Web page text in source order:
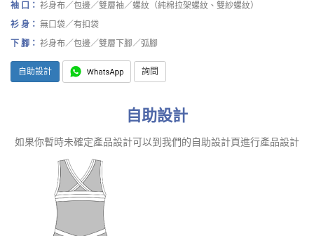
袖 口： 衫身布／包邊／雙層袖／螺紋（純棉拉架螺紋、雙紗螺紋）
衫 身： 無口袋／有扣袋
下 腳： 衫身布／包邊／雙層下腳／弧腳
自助設計 詢問
自助設計
如果你暫時未確定產品設計可以到我們的自助設計頁進行產品設計